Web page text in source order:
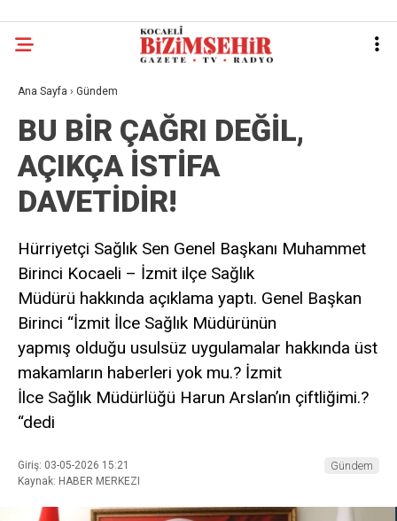
Ana Sayfa › Gündem
BU BİR ÇAĞRI DEĞİL,
AÇIKÇA İSTİFA
DAVETİDİR!
Hürriyetçi Sağlık Sen Genel Başkanı Muhammet
Birinci Kocaeli – İzmit ilçe Sağlık
Müdürü hakkında açıklama yaptı. Genel Başkan
Birinci “İzmit İlce Sağlık Müdürünün
yapmış olduğu usulsüz uygulamalar hakkında üst
makamların haberleri yok mu.? İzmit
İlce Sağlık Müdürlüğü Harun Arslan’ın çiftliğimi.?
“dedi
Giriş: 03-05-2026 15:21
Kaynak: HABER MERKEZI
Gündem